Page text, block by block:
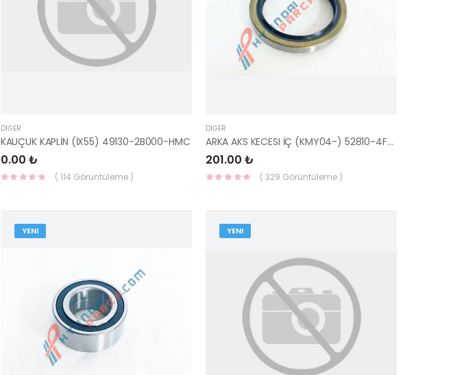
DIĞER
KAUÇUK KAPLİN (İX55) 49130-2B000-HMC
0.00 ₺
( 114 Görüntüleme )
DIĞER
ARKA AKS KECESI İÇ (KMY04-) 52810-4F400-HMC
201.00 ₺
( 329 Görüntüleme )
YENI YENI